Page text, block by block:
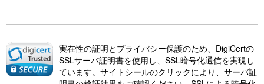
実在性の証明とプライバシー保護のため、DigiCertの
SSLサーバ証明書を使用し、SSL暗号化通信を実現し
ています。サイトシールのクリックにより、サーバ証